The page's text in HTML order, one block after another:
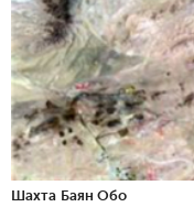
Шахта Баян Обо